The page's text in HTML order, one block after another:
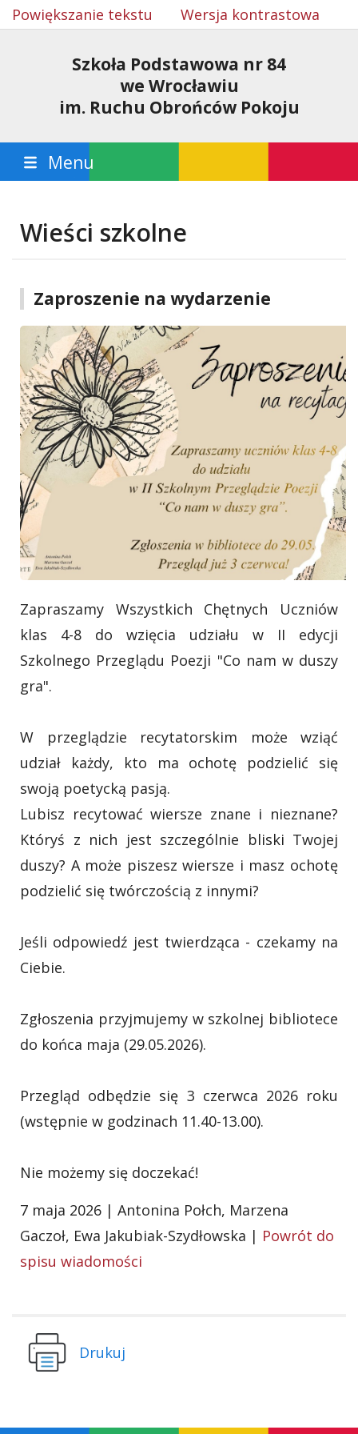
Powiększanie tekstu Wersja kontrastowa
Szkoła Podstawowa nr 84
we Wrocławiu
im. Ruchu Obrońców Pokoju
Menu
Wieści szkolne
Zaproszenie na wydarzenie
Zapraszamy Wszystkich Chętnych Uczniów
klas 4-8 do wzięcia udziału w II edycji
Szkolnego Przeglądu Poezji "Co nam w duszy
gra".
W przeglądzie recytatorskim może wziąć
udział każdy, kto ma ochotę podzielić się
swoją poetycką pasją.
Lubisz recytować wiersze znane i nieznane?
Któryś z nich jest szczególnie bliski Twojej
duszy? A może piszesz wiersze i masz ochotę
podzielić się twórczością z innymi?
Jeśli odpowiedź jest twierdząca - czekamy na
Ciebie.
Zgłoszenia przyjmujemy w szkolnej bibliotece
do końca maja (29.05.2026).
Przegląd odbędzie się 3 czerwca 2026 roku
(wstępnie w godzinach 11.40-13.00).
Nie możemy się doczekać!
7 maja 2026 | Antonina Połch, Marzena
Gaczoł, Ewa Jakubiak-Szydłowska | Powrót do
spisu wiadomości
Drukuj